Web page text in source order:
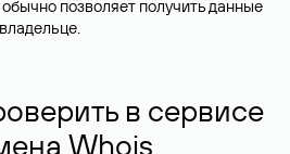
позволяет получить данные
в сервисе
Whois